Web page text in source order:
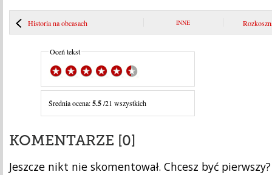
Historia na obcasach INNE
Oceń tekst
Średnia ocena:5.5/21 wszystkich
KOMENTARZE [0]
Jeszcze nikt nie skomentował. Chcesz być pierwszy?